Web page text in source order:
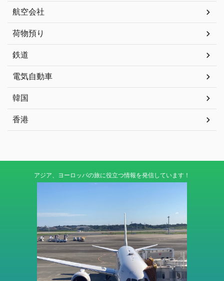
航空会社
荷物預り
鉄道
電気自動車
韓国
香港
アジア、ヨーロッパの旅に役立つ情報を発信しています！